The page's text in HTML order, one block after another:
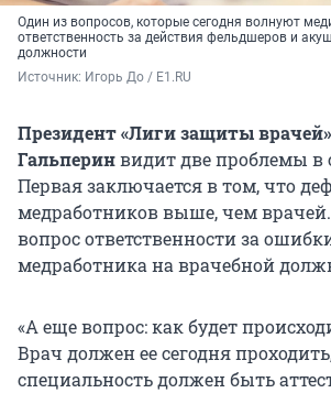
Один из вопросов, которые сегодня волнуют
ответственность за действия фельдшеров и
должности
Источник: Игорь До / E1.RU
Президент «Лиги защиты
Гальперинвидит две проблемы в
Первая заключается в том, что
медработников выше, чем
вопрос ответственности за
медработника на врачебной
«А еще вопрос: как будет
Врач должен ее сегодня
специальность должен быть